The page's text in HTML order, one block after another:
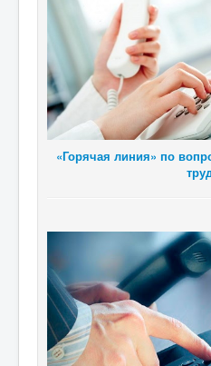
«Горячая линия» по